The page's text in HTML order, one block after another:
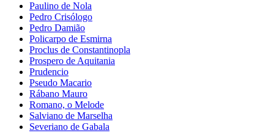
Paulino de Nola
Pedro Crisólogo
Pedro Damião
Policarpo de Esmirna
Proclus de Constantinopla
Prospero de Aquitania
Prudencio
Pseudo Macario
Rábano Mauro
Romano, o Melode
Salviano de Marselha
Severiano de Gabala